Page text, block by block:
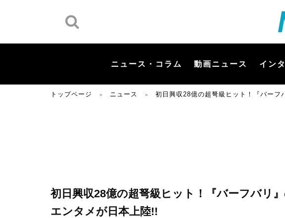
ニュース・コラム 動画ニュース イン
トップページ ＞ ニュース ＞ 初日興収28億の超弩級ヒット！『バー
初日興収28億の超弩級ヒット！『バーフバリ
エンタメが日本上陸!!